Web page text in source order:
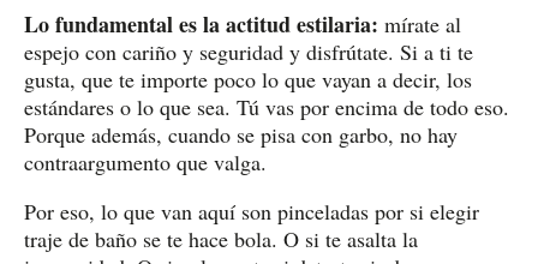
Lo fundamental es la actitud estilaria: mírate al
espejo con cariño y seguridad y disfrútate. Si a ti te
gusta, que te importe poco lo que vayan a decir, los
estándares o lo que sea. Tú vas por encima de todo eso.
Porque además, cuando se pisa con garbo, no hay
contraargumento que valga.
Por eso, lo que van aquí son pinceladas por si elegir
traje de baño se te hace bola. O si te asalta la